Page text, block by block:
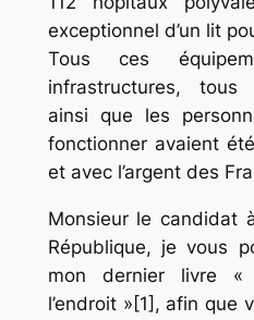
exceptionnel d’un lit
Tous ces
infrastructures, tous
ainsi que les
fonctionner avaient
et avec l’argent des
Monsieur le candidat
République, je vous
mon dernier livre «
l’endroit »[1], afin que